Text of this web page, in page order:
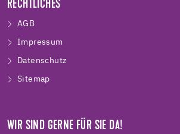
RECHTLICHES
AGB
Impressum
Datenschutz
Sitemap
WIR SIND GERNE FÜR SIE DA!